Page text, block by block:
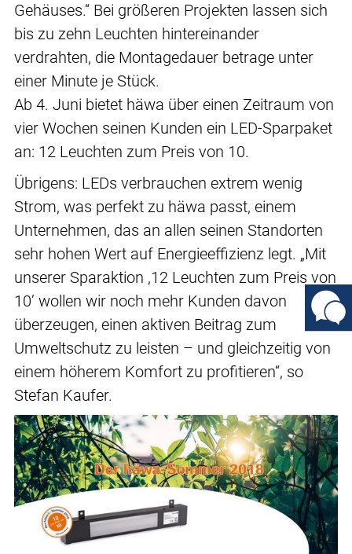
Gehäuses.“ Bei größeren Projekten lassen sich
bis zu zehn Leuchten hintereinander
verdrahten, die Montagedauer betrage unter
einer Minute je Stück.
Ab 4. Juni bietet häwa über einen Zeitraum von
vier Wochen seinen Kunden ein LED-Sparpaket
an: 12 Leuchten zum Preis von 10.
Übrigens: LEDs verbrauchen extrem wenig
Strom, was perfekt zu häwa passt, einem
Unternehmen, das an allen seinen Standorten
sehr hohen Wert auf Energieeffizienz legt. „Mit
unserer Sparaktion ,12 Leuchten zum Preis von
10’ wollen wir noch mehr Kunden davon
überzeugen, einen aktiven Beitrag zum
Umweltschutz zu leisten – und gleichzeitig von
einem höherem Komfort zu profitieren“, so
Stefan Kaufer.